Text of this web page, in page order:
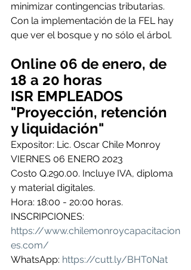
minimizar contingencias tributarias.
Con la implementación de la FEL hay
que ver el bosque y no sólo el árbol.
Online 06 de enero, de
18 a 20 horas
ISR EMPLEADOS
"Proyección, retención
y liquidación"
Expositor: Lic. Oscar Chile Monroy
VIERNES 06 ENERO 2023
Costo Q.290.00. Incluye IVA, diploma
y material digitales.
Hora: 18:00 - 20:00 horas.
INSCRIPCIONES:
https://www.chilemonroycapacitacion
es.com/
WhatsApp: https://cutt.ly/BHT0Nat